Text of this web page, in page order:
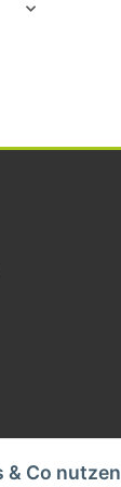
& Co nutzen